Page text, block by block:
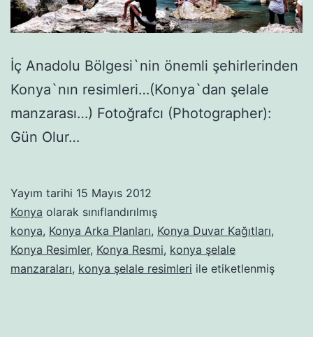
İç Anadolu Bölgesi`nin önemli şehirlerinden
Konya`nın resimleri…(Konya`dan şelale
manzarası…) Fotoğrafcı (Photographer):
Gün Olur…
Yayım tarihi 15 Mayıs 2012
Konya olarak sınıflandırılmış
konya, Konya Arka Planları, Konya Duvar Kağıtları,
Konya Resimler, Konya Resmi, konya şelale
manzaraları, konya şelale resimleri ile etiketlenmiş